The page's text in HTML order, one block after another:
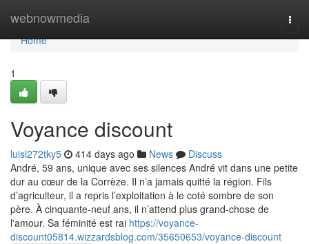
webnowmedia
Home
Home
1
Voyance discount
luisl272tky5 414 days ago News
Discuss
André, 59 ans, unique avec ses silences André vit dans une petite
dur au cœur de la Corrèze. Il n’a jamais quitté la région. Fils
d’agriculteur, il a repris l’exploitation à le coté sombre de son
père. À cinquante-neuf ans, il n’attend plus grand-chose de
l'amour. Sa féminité est rai https://voyance-
discount05814.wizzardsblog.com/35650653/voyance-discount